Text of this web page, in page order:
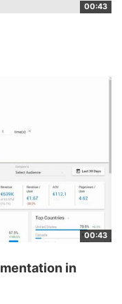
00:43
00:43
in